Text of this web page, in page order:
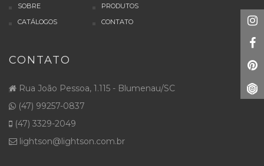
SOBRE
PRODUTOS
CATÁLOGOS
CONTATO
CONTATO
Rua João Pessoa, 1.115 - Blumenau/SC
(47) 99257-0837
(47) 3329-2049
lightson@lightson.com.br